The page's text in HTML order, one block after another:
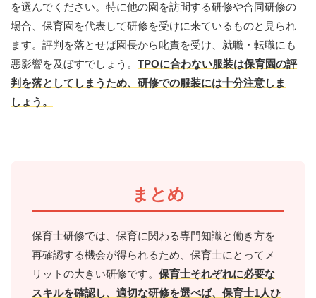
を選んでください。特に他の園を訪問する研修や合同研修の
場合、保育園を代表して研修を受けに来ているものと見られ
ます。評判を落とせば園長から叱責を受け、就職・転職にも
悪影響を及ぼすでしょう。 TPOに合わない服装は保育園の評
判を落としてしまうため、研修での服装には十分注意しま
しょう。
まとめ
保育士研修では、保育に関わる専門知識と働き方を
再確認する機会が得られるため、保育士にとってメ
リットの大きい研修です。 保育士それぞれに必要な
スキルを確認し、適切な研修を選べば、保育士1人ひ